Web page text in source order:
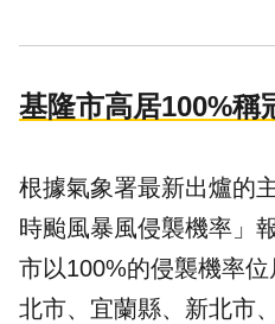
基隆市高居100%稱
根據氣象署最新出爐的
時颱風暴風侵襲機率」
市以100%的侵襲機率
北市、宜蘭縣、新北市